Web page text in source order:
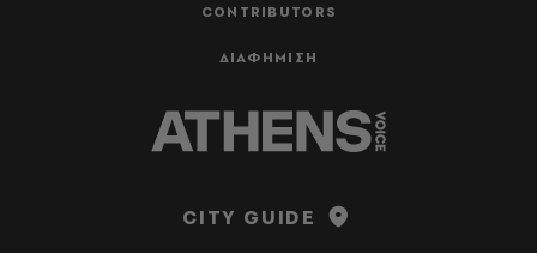
CONTRIBUTORS
ΔΙΑΦΗΜΙΣΗ
CITY GUIDE